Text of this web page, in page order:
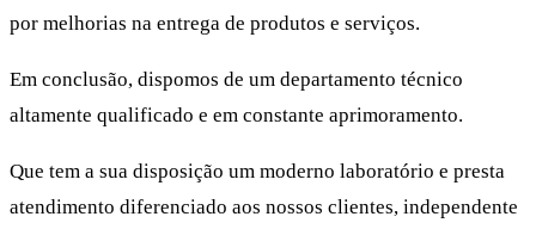
por melhorias na entrega de produtos e serviços.
Em conclusão, dispomos de um departamento técnico
altamente qualificado e em constante aprimoramento.
Que tem a sua disposição um moderno laboratório e presta
atendimento diferenciado aos nossos clientes, independente